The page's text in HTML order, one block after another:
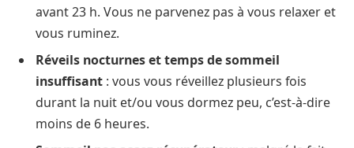
avant 23 h. Vous ne parvenez pas à vous relaxer et
vous ruminez.
Réveils nocturneset temps de sommeil
insuffisant : vous vous réveillez plusieurs fois
durant la nuit et/ou vous dormez peu, c’est-à-dire
moins de 6 heures.